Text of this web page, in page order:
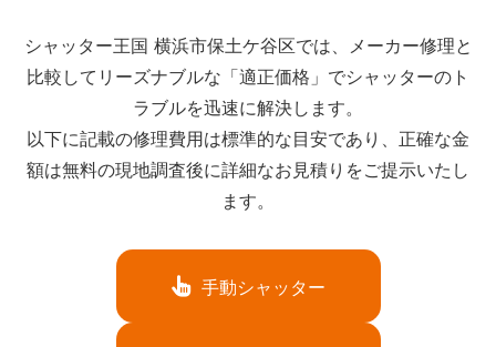
シャッター王国 横浜市保土ケ谷区では、メーカー修理と
比較してリーズナブルな「適正価格」でシャッターのト
ラブルを迅速に解決します。
以下に記載の修理費用は標準的な目安であり、正確な金
額は無料の現地調査後に詳細なお見積りをご提示いたし
ます。
手動シャッター